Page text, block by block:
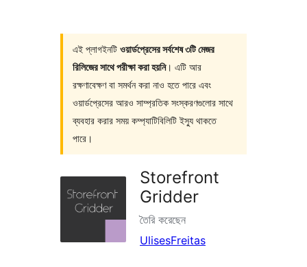
এই প্লাগইনটি ওয়ার্ডপ্রেসের সর্বশেষ ৩টি মেজর
রিলিজের সাথে পরীক্ষা করা হয়নি। এটি আর
রক্ষণাবেক্ষণ বা সমর্থন করা নাও হতে পারে এবং
ওয়ার্ডপ্রেসের আরও সাম্প্রতিক সংস্করণগুলোর সাথে
ব্যবহার করার সময় কম্প্যাটিবিলিটি ইস্যু থাকতে
পারে।
Storefront
Gridder
তৈরি করেছেন
UlisesFreitas